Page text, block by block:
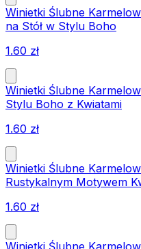
Winietki Ślubne
na Stół w Stylu Boho
1.60 zł
Winietki Ślubne
Stylu Boho z Kwiatami
1.60 zł
Winietki Ślubne
Rustykalnym Motywem
1.60 zł
Winietki Ślubne